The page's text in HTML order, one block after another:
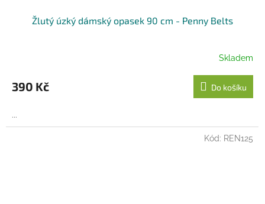
Žlutý úzký dámský opasek 90 cm - Penny Belts
Skladem
390 Kč Do košíku
...
Kód: REN125